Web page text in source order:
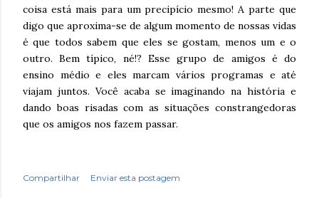
coisa está mais para um precipício mesmo! A parte que
digo que aproxima-se de algum momento de nossas vidas
é que todos sabem que eles se gostam, menos um e o
outro. Bem típico, né!? Esse grupo de amigos é do
ensino médio e eles marcam vários programas e até
viajam juntos. Você acaba se imaginando na história e
dando boas risadas com as situações constrangedoras
que os amigos nos fazem passar.
Compartilhar Enviar esta postagem